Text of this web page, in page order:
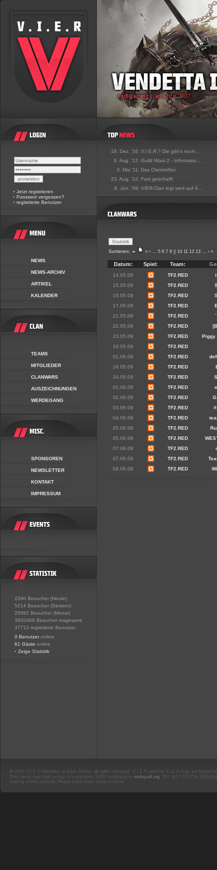
• Jetzt registrieren
• Passwort vergessen?
• registrierte Benutzer
NEWS
NEWS-ARCHIV
ARTIKEL
KALENDER
TEAMS
MITGLIEDER
CLANWARS
AUSZEICHNUNGEN
WERDEGANG
SPONSOREN
NEWSLETTER
KONTAKT
IMPRESSUM
2290 Besucher (Heute)
5214 Besucher (Gestern)
25992 Besucher (Monat)
3920466 Besucher insgesamt
37712 registrierte Benutzer
0 Benutzer online
61 Gäste online
• Zeige Statistik
18. Dez. '16: V.I.E.R.? Die gibt's noch...
8. Aug. '12: Guild Wars 2 - Informatio...
3. Mai '11: Das Clantreffen
23. Aug. '12: Fast geschafft
8. Jun. '09: VIER-Clan legt wert auf Ä...
Sortieren: « ‹ ... 5 6 7 8 9 10 11 12 13 ... › »
Datum: Spiel: Team:
14.05.09 TF2.RED
15.05.09
TF2.RED
16.05.09
TF2.RED
17.05.09
TF2.RED
21.05.09
TF2.RED
22.05.09
TF2.RED
23.05.09
TF2.RED
Piggy
24.05.09
TF2.RED
01.06.09
TF2.RED
24.05.09
TF2.RED
24.05.09
TF2.RED
01.06.09
TF2.RED
02.06.09
TF2.RED
03.06.09
TF2.RED
04.06.09
TF2.RED
05.06.09
TF2.RED
05.06.09
TF2.RED
07.06.09
TF2.RED
07.06.09
TF2.RED
09.06.09
TF2.RED